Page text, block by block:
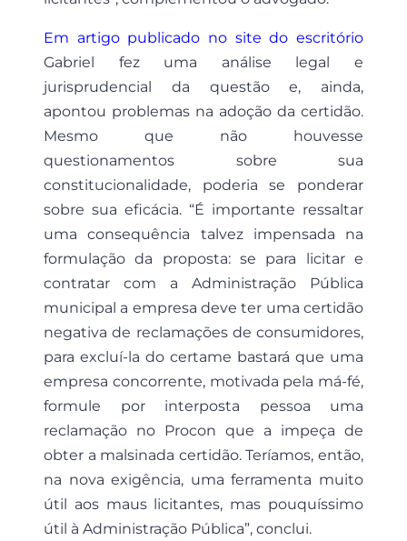
Em artigo publicado no site do escritório
Gabriel fez uma análise legal e
jurisprudencial da questão e, ainda,
apontou problemas na adoção da certidão.
Mesmo que não houvesse
questionamentos sobre sua
constitucionalidade, poderia se ponderar
sobre sua eficácia. “É importante ressaltar
uma consequência talvez impensada na
formulação da proposta: se para licitar e
contratar com a Administração Pública
municipal a empresa deve ter uma certidão
negativa de reclamações de consumidores,
para excluí-la do certame bastará que uma
empresa concorrente, motivada pela má-fé,
formule por interposta pessoa uma
reclamação no Procon que a impeça de
obter a malsinada certidão. Teríamos, então,
na nova exigência, uma ferramenta muito
útil aos maus licitantes, mas pouquíssimo
útil à Administração Pública”, conclui.